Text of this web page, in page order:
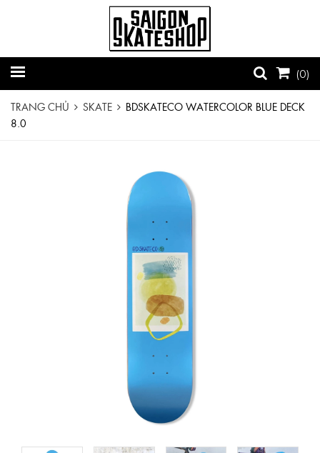
(0)
TRANG CHỦ SKATE
BDSKATECO WATERCOLOR BLUE DECK
8.0